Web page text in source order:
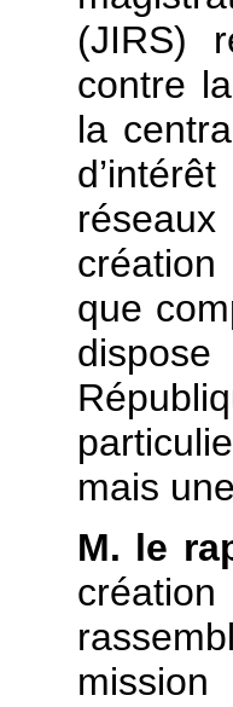
(JIRS)
contre
la
que
mais
M. le
mission